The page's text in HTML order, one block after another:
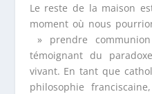
Le reste de la maison
moment où nous
» prendre
témoignant du
vivant. En tant que
philosophie